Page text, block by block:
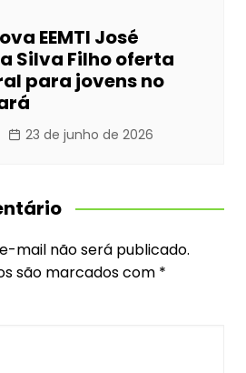
EEMTI José
Silva Filho oferta
para jovens no
23 de junho de 2026
mail não será publicado.
são marcados com *